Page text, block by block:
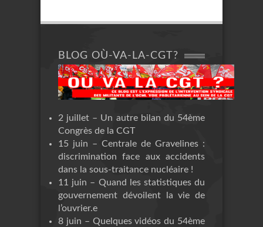
BLOG OÙ-VA-LA-CGT?
2 juillet – Un autre bilan du 54ème
Congrès de la CGT
15 juin – Centrale de Gravelines :
discrimination face aux accidents
dans la sous-traitance nucléaire !
11 juin – Quand les statistiques du
gouvernement dévoilent la vie de
l’ouvrier.e
8 juin – Quelques vidéos du 54ème